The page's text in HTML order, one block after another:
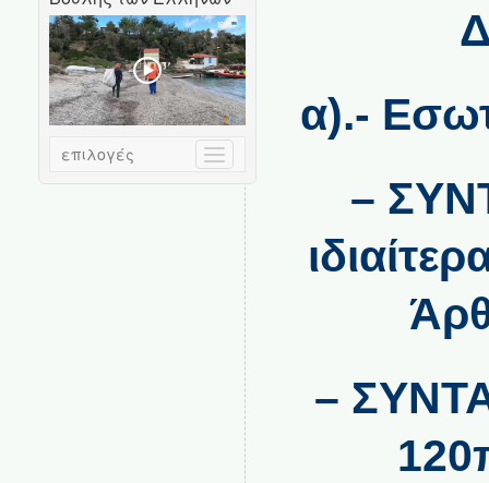
α).-
–
–